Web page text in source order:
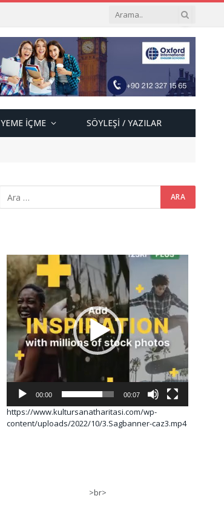
YEME İÇME SÖYLEŞI / YAZILAR
Video
oynatıcı
00:00 00:07
https://www.kultursanatharitasi.com/wp-
content/uploads/2022/10/3.Sagbanner-caz3.mp4
>br>